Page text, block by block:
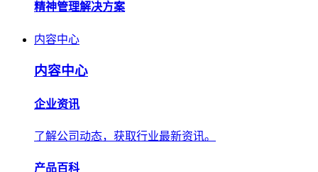
精神管理解决方案
内容中心
内容中心
企业资讯
了解公司动态，获取行业最新资讯。
产品百科